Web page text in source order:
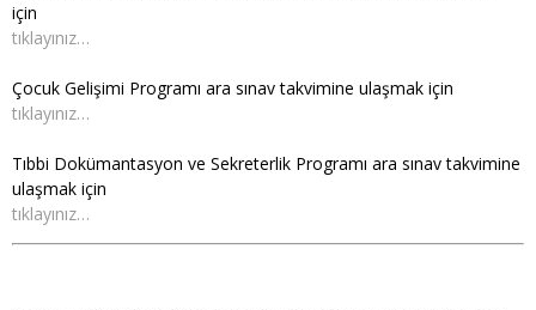
için
tıklayınız…
Çocuk Gelişimi Programı ara sınav takvimine ulaşmak için
tıklayınız…
Tıbbi Dokümantasyon ve Sekreterlik Programı ara sınav takvimine
ulaşmak için
tıklayınız…